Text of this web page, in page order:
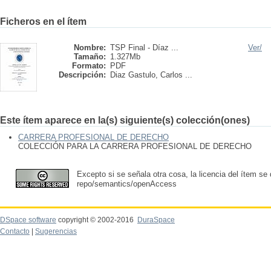
Ficheros en el ítem
Nombre: TSP Final - Díaz ...
Tamaño: 1.327Mb
Formato:
PDF
Descripción:
Diaz Gastulo, Carlos ...
Ver/
Este ítem aparece en la(s) siguiente(s) colección(ones)
CARRERA PROFESIONAL DE DERECHO
COLECCIÓN PARA LA CARRERA PROFESIONAL DE DERECHO
Excepto si se señala otra cosa, la licencia del ítem se
repo/semantics/openAccess
DSpace software copyright © 2002-2016
DuraSpace
Contacto
Sugerencias